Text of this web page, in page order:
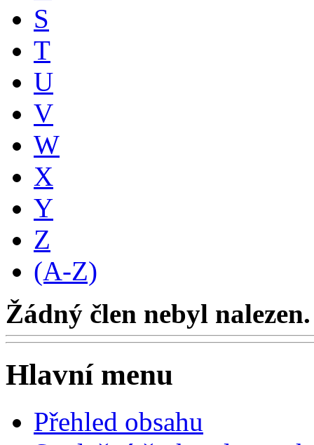
S
T
U
V
W
X
Y
Z
(A-Z)
Žádný člen nebyl nalezen.
Hlavní menu
Přehled obsahu